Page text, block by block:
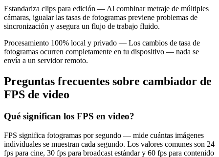
Estandariza clips para edición — Al combinar metraje de múltiples
cámaras, igualar las tasas de fotogramas previene problemas de
sincronización y asegura un flujo de trabajo fluido.
Procesamiento 100% local y privado — Los cambios de tasa de
fotogramas ocurren completamente en tu dispositivo — nada se
envía a un servidor remoto.
Preguntas frecuentes sobre cambiador de
FPS de video
Qué significan los FPS en video?
FPS significa fotogramas por segundo — mide cuántas imágenes
individuales se muestran cada segundo. Los valores comunes son 24
fps para cine, 30 fps para broadcast estándar y 60 fps para contenido